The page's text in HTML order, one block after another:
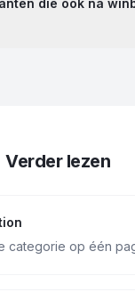
die ook na
Verder lezen
categorie op één